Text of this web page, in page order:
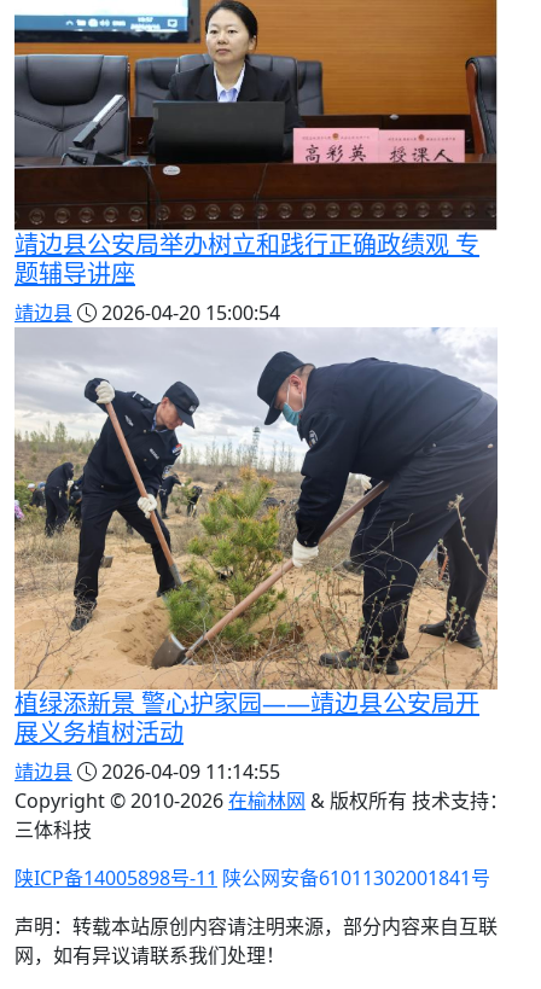
靖边县公安局举办树立和践行正确政绩观 专
题辅导讲座
靖边县 2026-04-20 15:00:54
植绿添新景 警心护家园——靖边县公安局开
展义务植树活动
靖边县
2026-04-09 11:14:55
Copyright © 2010-2026在榆林网 & 版权所有 技术支持：
三体科技
陕ICP备14005898号-11 陕公网安备61011302001841号
声明：转载本站原创内容请注明来源，部分内容来自互联
网，如有异议请联系我们处理！